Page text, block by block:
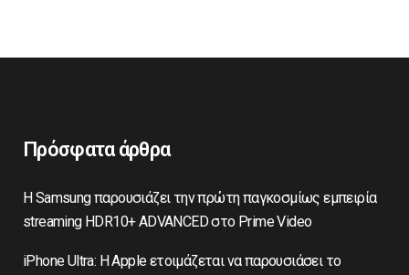
Πρόσφατα άρθρα
Η Samsung παρουσιάζει την πρώτη παγκοσμίως εμπειρία
streaming HDR10+ ADVANCED στο Prime Video
iPhone Ultra: Η Apple ετοιμάζεται να παρουσιάσει το